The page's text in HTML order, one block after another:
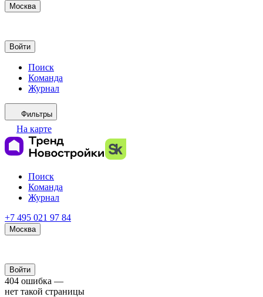
Москва
Войти
Поиск
Команда
Журнал
Фильтры
На карте
Поиск
Команда
Журнал
+7 495 021 97 84
Москва
Войти
404 ошибка —
нет такой страницы